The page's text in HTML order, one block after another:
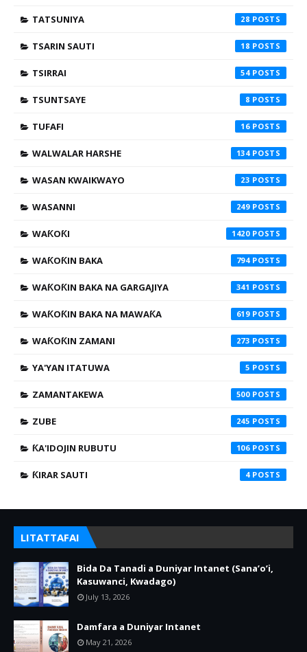
TATSUNIYA 28
TSARIN SAUTI 18
TSIRRAI 54
TSUNTSAYE 8
TUFAFI 16
WALWALAR HARSHE 134
WASAN KWAIKWAYO 23
WASANNI 249
WAƘOƘI 1420
WAƘOƘIN BAKA 794
WAƘOƘIN BAKA NA GARGAJIYA 341
WAƘOƘIN BAKA NA MAWAƘA 619
WAƘOƘIN ZAMANI 273
YA'YAN ITATUWA 5
ZAMANTAKEWA 500
ZUBE 245
ƘA'IDOJIN RUBUTU 106
ƘIRAR SAUTI 4
LITATTAFAI
Bida Da Tanadi a Duniyar Intanet (Sana’o’i,
Kasuwanci, Kwadago)
July 13, 2026
Damfara a Duniyar Intanet
May 21, 2026